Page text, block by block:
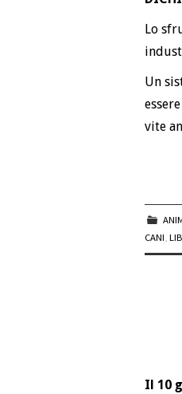
Lo
Un
vite
CANI
Il 10